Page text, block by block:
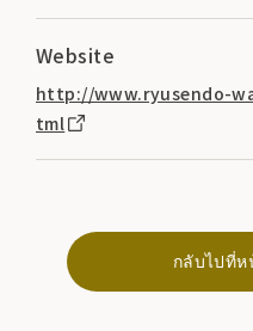
Website
http://www.ryusendo-
tml
กลับไปที่ห